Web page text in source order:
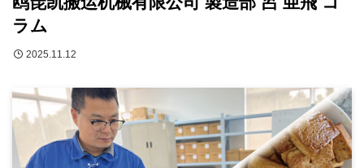
ラム
2025.11.12